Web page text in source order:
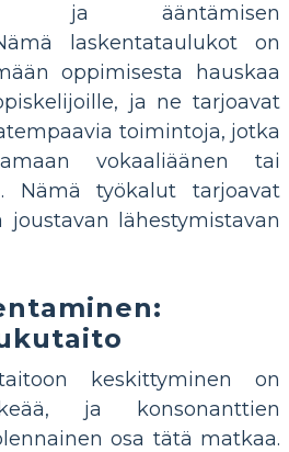
ja ääntämisen
laskentataulukot on
oppimisesta hauskaa
ja ne tarjoavat
toimintoja, jotka
vokaaliäänen tai
Nämä työkalut tarjoavat
lähestymistavan
keskittyminen on
ja konsonanttien
osa tätä matkaa.